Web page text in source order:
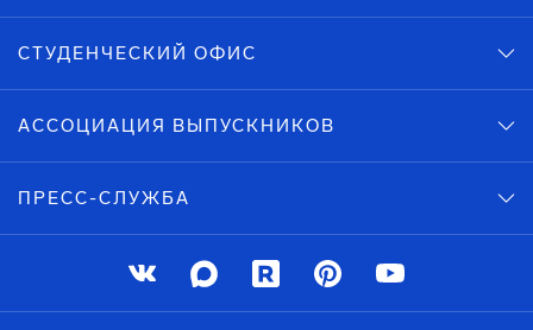
СТУДЕНЧЕСКИЙ ОФИС
АССОЦИАЦИЯ ВЫПУСКНИКОВ
ПРЕСС-СЛУЖБА